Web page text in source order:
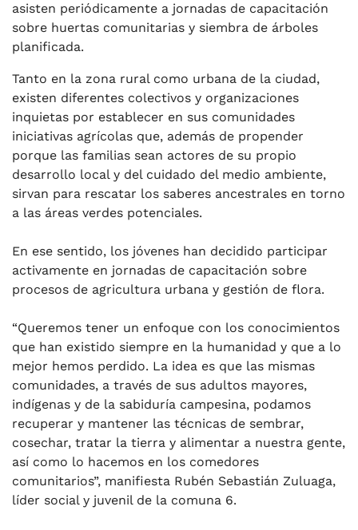
asisten periódicamente a jornadas de capacitación
sobre huertas comunitarias y siembra de árboles
planificada.
Tanto en la zona rural como urbana de la ciudad,
existen diferentes colectivos y organizaciones
inquietas por establecer en sus comunidades
iniciativas agrícolas que, además de propender
porque las familias sean actores de su propio
desarrollo local y del cuidado del medio ambiente,
sirvan para rescatar los saberes ancestrales en torno
a las áreas verdes potenciales.
En ese sentido, los jóvenes han decidido participar
activamente en jornadas de capacitación sobre
procesos de agricultura urbana y gestión de flora.
“Queremos tener un enfoque con los conocimientos
que han existido siempre en la humanidad y que a lo
mejor hemos perdido. La idea es que las mismas
comunidades, a través de sus adultos mayores,
indígenas y de la sabiduría campesina, podamos
recuperar y mantener las técnicas de sembrar,
cosechar, tratar la tierra y alimentar a nuestra gente,
así como lo hacemos en los comedores
comunitarios”, manifiesta Rubén Sebastián Zuluaga,
líder social y juvenil de la comuna 6.